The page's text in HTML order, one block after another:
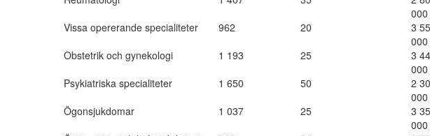
000
Vissa opererande specialiteter
962 20
3
000
Obstetrik och gynekologi
1 193 25
3
000
Psykiatriska specialiteter
1 650 50
2
000
Ögonsjukdomar
1 037 25
3
000